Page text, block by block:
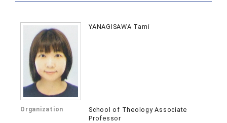
YANAGISAWA Tami
Organization
School of Theology Associate
Professor